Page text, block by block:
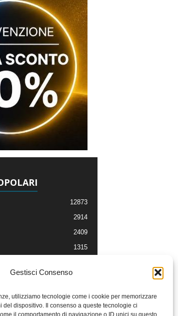
Gestisci Consenso
utilizziamo tecnologie come i cookie per memorizzare
del dispositivo. Il consenso a queste tecnologie ci
il comportamento di navigazione o ID unici su questo
12873
2914
2409
1315